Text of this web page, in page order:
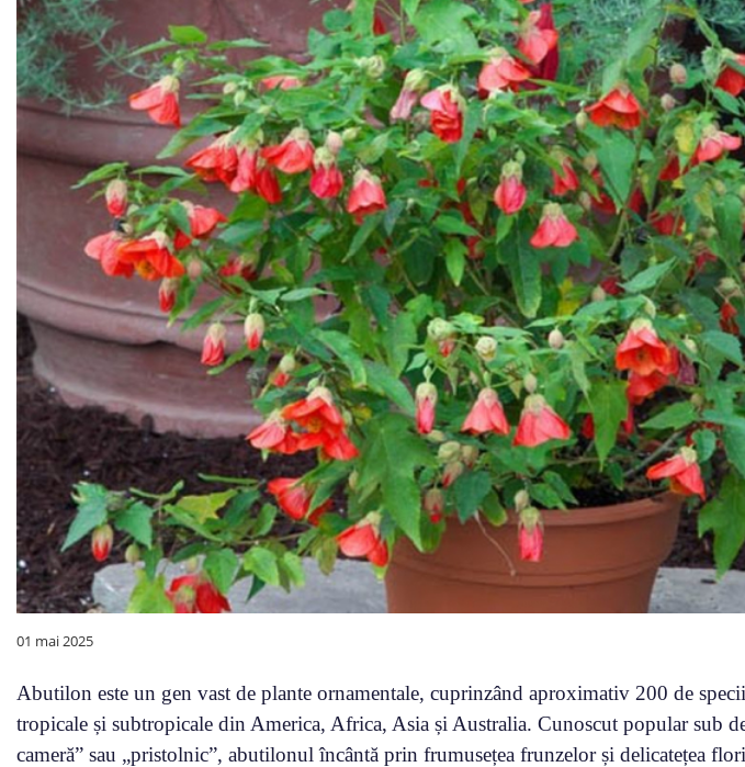
01 mai 2025
Abutilon este un gen vast de plante ornamentale, cuprinzând aproximativ 200 de
tropicale și subtropicale din America, Africa, Asia și Australia. Cunoscut popular sub
cameră” sau „pristolnic”, abutilonul încântă prin frumusețea frunzelor și delicatețea